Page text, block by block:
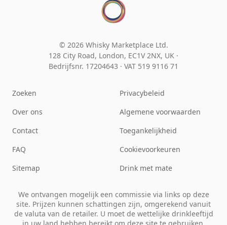
© 2026 Whisky Marketplace Ltd.
128 City Road, London, EC1V 2NX, UK ·
Bedrijfsnr. 17204643 · VAT 519 9116 71
Zoeken
Over ons
Contact
FAQ
Sitemap
Privacybeleid
Algemene voorwaarden
Toegankelijkheid
Cookievoorkeuren
Drink met mate
We ontvangen mogelijk een commissie via links op deze
site. Prijzen kunnen schattingen zijn, omgerekend vanuit
de valuta van de retailer. U moet de wettelijke drinkleeftijd